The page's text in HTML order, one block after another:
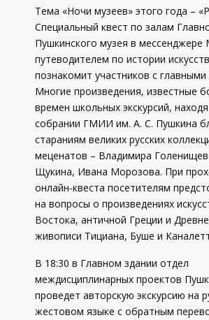
Тема «Ночи музеев» этого года –
Специальный квест по залам
Пушкинского музея в мессенджере
путеводителем по истории
познакомит участников с главными
Многие произведения, известные
времен школьных экскурсий,
собрании ГМИИ им. А. С. Пушкина
стараниям великих русских
меценатов – Владимира
Щукина, Ивана Морозова. При
онлайн-квеста посетителям
на вопросы о произведениях
Востока, античной Греции и
живописи Тициана, Буше и
В 18:30 в Главном здании отдел
междисциплинарных проектов
проведет авторскую экскурсию на
жестовом языке с обратным